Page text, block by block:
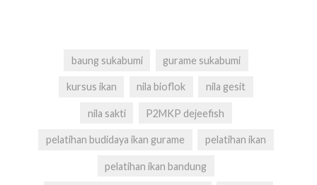
baung sukabumi gurame sukabumi
kursus ikan nila bioflok nila gesit
nila sakti P2MKP dejeefish
pelatihan budidaya ikan gurame pelatihan ikan
pelatihan ikan bandung